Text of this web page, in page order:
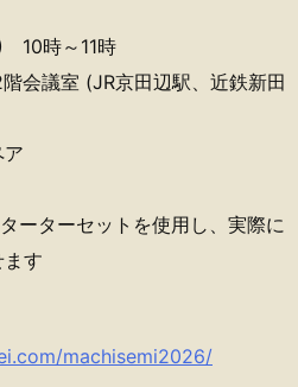
10時～11時
会議室 (JR京田辺駅、近鉄新田
ーターセットを使用し、実際に
す
machisemi2026/